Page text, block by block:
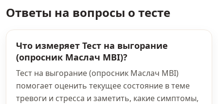
Ответы на вопросы о тесте
Что измеряет Тест на выгорание
(опросник Маслач MBI)?
Тест на выгорание (опросник Маслач MBI)
помогает оценить текущее состояние в теме
тревоги и стресса и заметить, какие симптомы,